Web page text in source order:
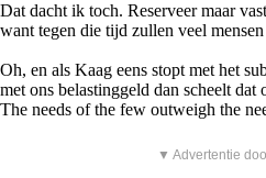
Dat dacht ik toch. Reserveer maar
want tegen die tijd zullen veel
Oh, en als Kaag eens stopt met het
met ons belastinggeld dan scheelt dat
The needs of the few outweigh the
▼ Advertentie